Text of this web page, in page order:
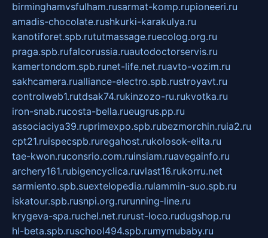
birminghamvsfulham.rusarmat-komp.rupioneeri.ru
amadis-chocolate.rushkurki-karakulya.ru
kanotiforet.spb.rututmassage.ruecolog.org.ru
praga.spb.rufalcorussia.ruautodoctorservis.ru
kamertondom.spb.runet-life.net.ruavto-vozim.ru
sakhcamera.rualliance-electro.spb.rustroyavt.ru
controlweb1.rutdsak74.rukinzozo-ru.rukvotka.ru
iron-snab.rucosta-bella.rueugrus.pp.ru
associaciya39.ruprimexpo.spb.rubezmorchin.ruia2.ru
cpt21.ruispecspb.ruregahost.rukolosok-elita.ru
tae-kwon.ruconsrio.com.ruinsiam.ruavegainfo.ru
archery161.rubigencyclica.ruvlast16.rukorru.net
sarmiento.spb.suextelopedia.rulammin-suo.spb.ru
iskatour.spb.rusnpi.org.rurunning-line.ru
krygeva-spa.ruchel.net.rurust-loco.rudugshop.ru
hl-beta.spb.ruschool494.spb.rumymubaby.ru